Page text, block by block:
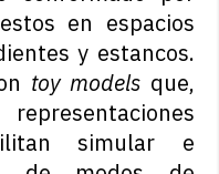
en espacios
y estancos.
toy models que,
simular e